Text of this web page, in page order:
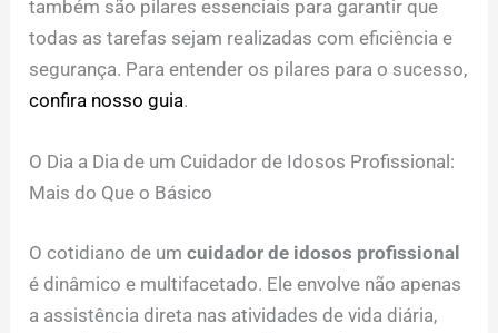
também são pilares essenciais para garantir que
todas as tarefas sejam realizadas com eficiência e
segurança. Para entender os pilares para o sucesso,
confira nosso guia.
O Dia a Dia de um Cuidador de Idosos Profissional:
Mais do Que o Básico
O cotidiano de umcuidador de idosos profissional
é dinâmico e multifacetado. Ele envolve não apenas
a assistência direta nas atividades de vida diária,